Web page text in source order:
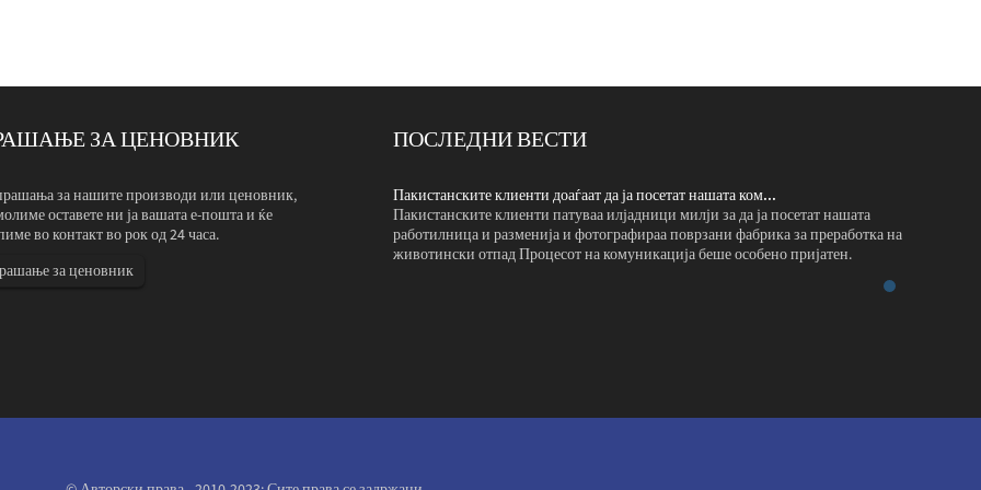
ЗА ЦЕНОВНИК
за нашите производи или ценовник,
оставете ни ја вашата е-пошта и ќе
во контакт во рок од 24 часа.
за ценовник
ПОСЛЕДНИ ВЕСТИ
доаѓаат да ја посетат нашата ком...
патуваа илјадници милји за да ја посетат нашата
и фотографираа поврзани фабрика за преработка на
Пакистанските клиенти доаѓаат да ја посетат нашата ком...
Пакистанските клиенти патуваа илјадници милји за да ја посетат нашата
работилница и разменија и фотографираа поврзани фабрика за преработка на
животински отпад Процесот на комуникација беше особено пријатен.